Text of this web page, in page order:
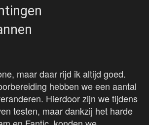
maar daar rijd ik altijd goed.
hebben we een aantal
Hierdoor zijn we tijdens
testen, maar dankzij het harde